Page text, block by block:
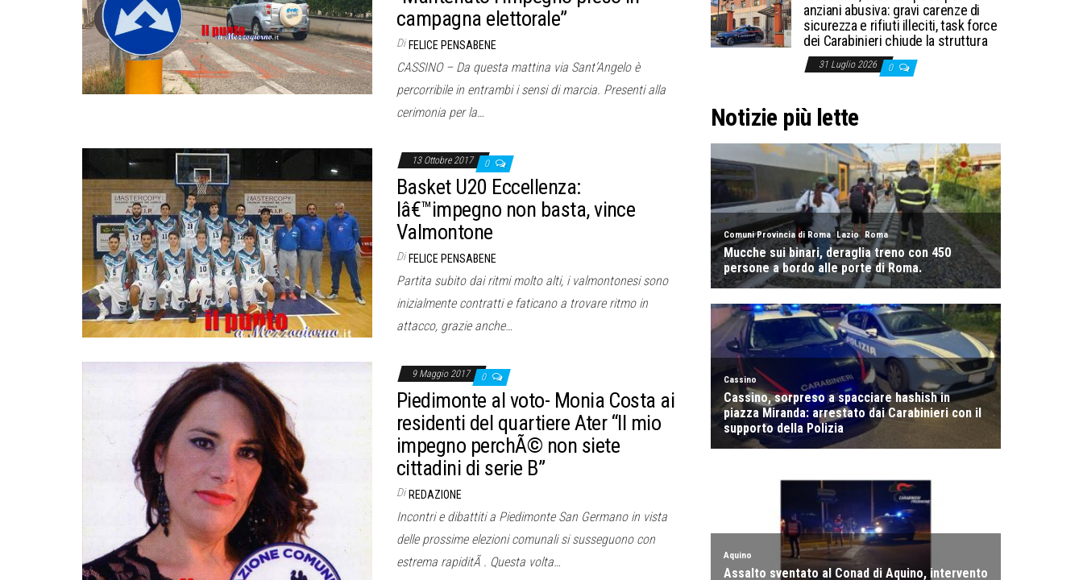
campagna elettorale”
Di FELICE PENSABENE
CASSINO – Da questa mattina via Sant’Angelo è
percorribile in entrambi i sensi di marcia. Presenti alla
cerimonia per la…
13 Ottobre 2017 0
Basket U20 Eccellenza:
lâ€™impegno non basta, vince
Valmontone
Di FELICE PENSABENE
Partita subito dai ritmi molto alti, i valmontonesi sono
inizialmente contratti e faticano a trovare ritmo in
attacco, grazie anche…
9 Maggio 2017 0
Piedimonte al voto- Monia Costa ai
residenti del quartiere Ater “Il mio
impegno perchÃ© non siete
cittadini di serie B”
Di REDAZIONE
Incontri e dibattiti a Piedimonte San Germano in vista
delle prossime elezioni comunali si susseguono con
estrema rapiditÃ . Questa volta…
anziani abusiva: gravi carenze di
sicurezza e rifiuti illeciti, task force
dei Carabinieri chiude la struttura
31 Luglio 2026 0
Notizie più lette